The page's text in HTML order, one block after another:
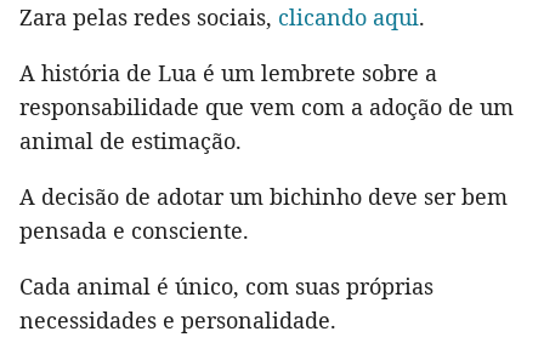
Zara pelas redes sociais, clicando aqui.
A história de Lua é um lembrete sobre a
responsabilidade que vem com a adoção de um
animal de estimação.
A decisão de adotar um bichinho deve ser bem
pensada e consciente.
Cada animal é único, com suas próprias
necessidades e personalidade.